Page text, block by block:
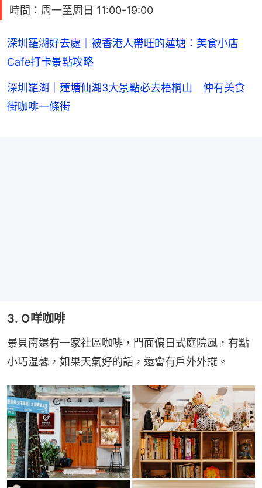
時間：周一至周日 11:00-19:00
深圳羅湖好去處｜被香港人帶旺的蓮塘：美食小店
Cafe打卡景點攻略
深圳羅湖｜蓮塘仙湖3大景點必去梧桐山 仲有美食
街咖啡一條街
3. O咩咖啡
景貝南還有一家社區咖啡，門面偏日式庭院風，有點
小巧温馨，如果天氣好的話，還會有戶外外擺。